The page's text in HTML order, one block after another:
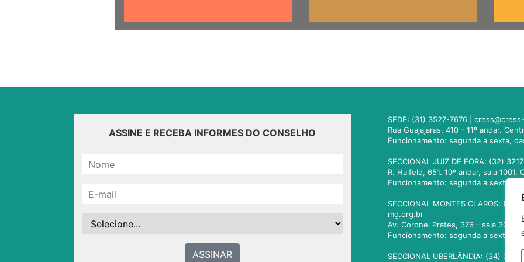
ASSINE E RECEBA INFORMES DO CONSELHO
ASSINAR
SEDE: (31) 3527-7676 |
Rua Guajajaras, 410 - 11º andar.
Funcionamento: segunda a sexta,
SECCIONAL JUIZ DE FORA: (32)
R. Halfeld, 651. 10º andar, sala
Funcionamento: segunda a sexta,
SECCIONAL MONTES CLAROS:
mg.org.br
Av. Coronel Prates, 376 - sala 301.
Funcionamento: segunda a sexta,
SECCIONAL UBERLÂNDIA: (34)